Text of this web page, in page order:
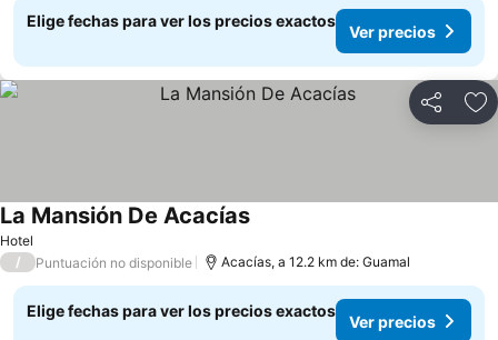
Elige fechas para ver los precios exactos
Ver precios
Compartir
Hotel
La Mansión De Acacías
/ Puntuación no disponible Acacías, a 12.2 km de: Guamal
Elige fechas para ver los precios exactos
Ver precios